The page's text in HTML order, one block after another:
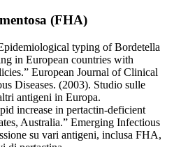
(FHA)
typing of Bordetella
in European countries with
European Journal of Clinical
Diseases. (2003). Studio sulle
antigeni in Europa.
increase in pertactin-deficient
Australia.” Emerging Infectious
su vari antigeni, inclusa FHA,